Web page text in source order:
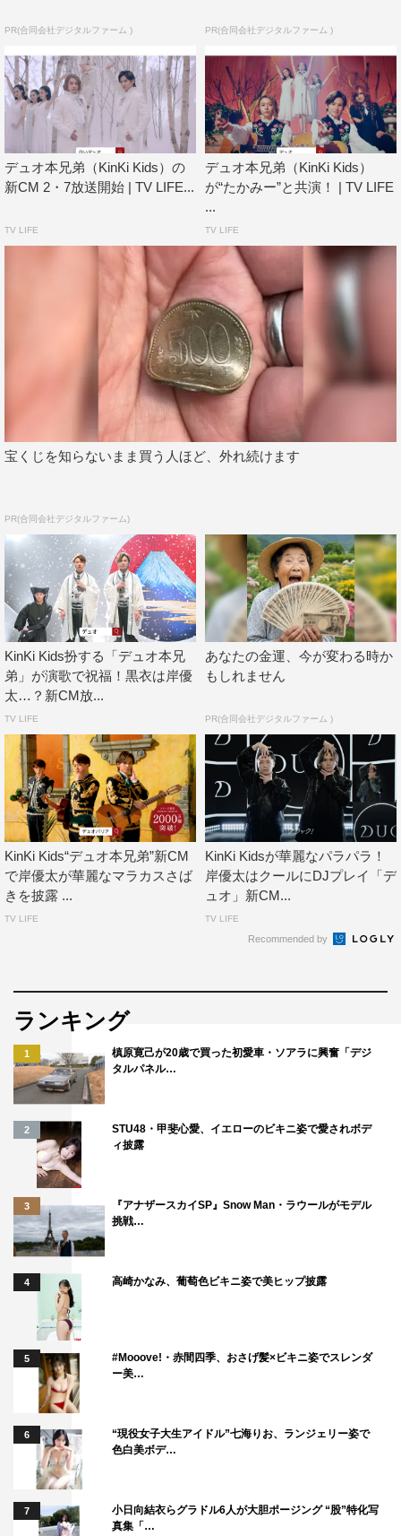
KinKi Kids 堂本光一 堂本剛
PR(合同会社デジタルファーム ) PR(合同会社デジタルファーム )
デュオ本兄弟（KinKi Kids）の
新CM 2・7放送開始 | TV LIFE...
TV LIFE
デュオ本兄弟（KinKi Kids）
が“たかみー”と共演！ | TV LIFE
...
TV LIFE
宝くじを知らないまま買う人ほど、外れ続けます
PR(合同会社デジタルファーム)
KinKi Kids扮する「デュオ本兄
弟」が演歌で祝福！黒衣は岸優
太…？新CM放...
TV LIFE
あなたの金運、今が変わる時か
もしれません
PR(合同会社デジタルファーム )
KinKi Kids“デュオ本兄弟”新CM
で岸優太が華麗なマラカスさば
きを披露 ...
TV LIFE
KinKi Kidsが華麗なパラパラ！
岸優太はクールにDJプレイ「デ
ュオ」新CM...
TV LIFE
Recommended by
ランキング
1
槙原寛己が20歳で買った初愛車・ソアラに興奮「デジ
タルパネル…
2
STU48・甲斐心愛、イエローのビキニ姿で愛されボデ
ィ披露
3
『アナザースカイSP』Snow Man・ラウールがモデル
挑戦…
4 高崎かなみ、葡萄色ビキニ姿で美ヒップ披露
5
#Mooove!・赤間四季、おさげ髪×ビキニ姿でスレンダ
ー美…
6
“現役女子大生アイドル”七海りお、ランジェリー姿で
色白美ボデ…
7
小日向結衣らグラドル6人が大胆ポージング “股”特化写
真集「…